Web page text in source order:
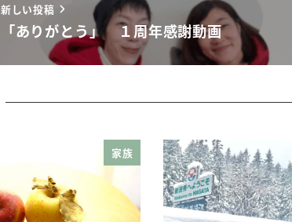
新しい投稿
「ありがとう」 １周年感謝動画
家族